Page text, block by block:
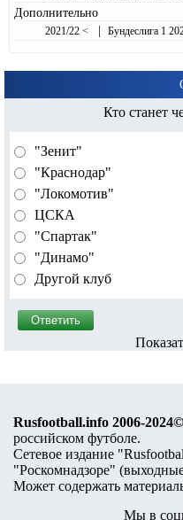
Дополнительно
2021/22 < | Бундеслига 1
Кто станет
"Зенит"
"Краснодар"
"Локомотив"
ЦСКА
"Спартак"
"Динамо"
Другой клуб
Rusfootball.info 2006-2024©
российском футболе.
Сетевое издание
"Роскомнадзоре" (
Может содержать
Мы в